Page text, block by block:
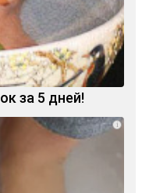
за 5 дней!
i